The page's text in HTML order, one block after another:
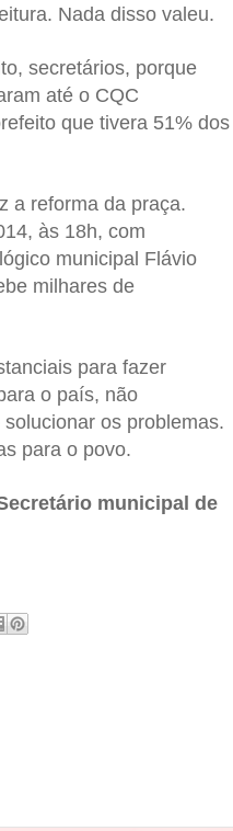
Nada disso valeu.
secretários, porque
até o CQC
que tivera 51% dos
a reforma da praça.
às 18h, com
municipal Flávio
milhares de
para fazer
o país, não
os problemas.
para o povo.
municipal de